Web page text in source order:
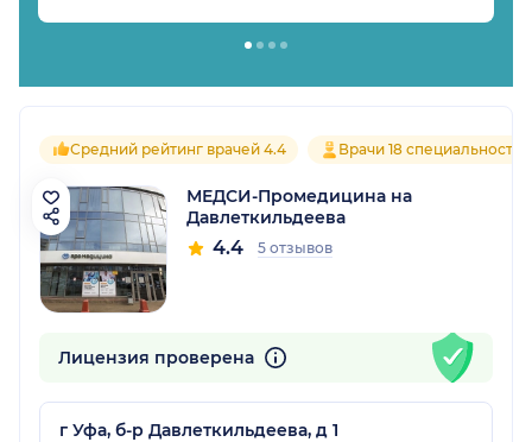
Средний рейтинг врачей 4.4 Врачи 18 специальностей
МЕДСИ-Промедицина на
Давлеткильдеева
4.4 5 отзывов
Лицензия проверена
г Уфа, б-р Давлеткильдеева, д 1